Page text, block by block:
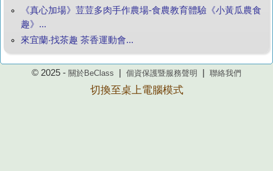
《真心加場》荳荳多肉手作農場-食農教育體驗《小黃瓜農食
趣》...
來宜蘭‧找茶趣 茶香運動會...
© 2025 - 關於BeClass 個資保護暨服務聲明 聯絡我們
切換至桌上電腦模式